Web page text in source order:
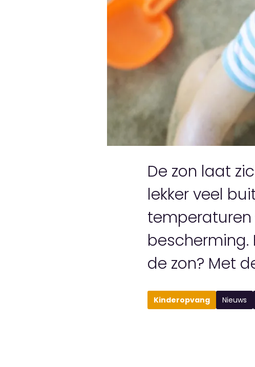
De zon laat
lekker veel
bescherming.
de zon? Met
Kinderopvang Nieuws